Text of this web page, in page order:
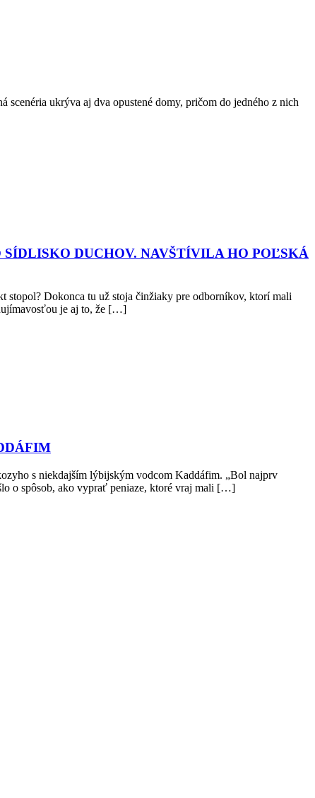
ukrýva aj dva opustené domy, pričom do jedného z nich
DUCHOV. NAVŠTÍVILA HO POĽSKÁ
stopol? Dokonca tu už stoja činžiaky pre odborníkov, ktorí mali
je aj to, že […]
s niekdajším lýbijským vodcom Kaddáfim. „Bol najprv
o spôsob, ako vyprať peniaze, ktoré vraj mali […]